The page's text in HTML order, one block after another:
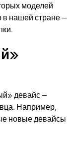
моделей
в нашей стране —
девайс —
Например,
новые девайсы